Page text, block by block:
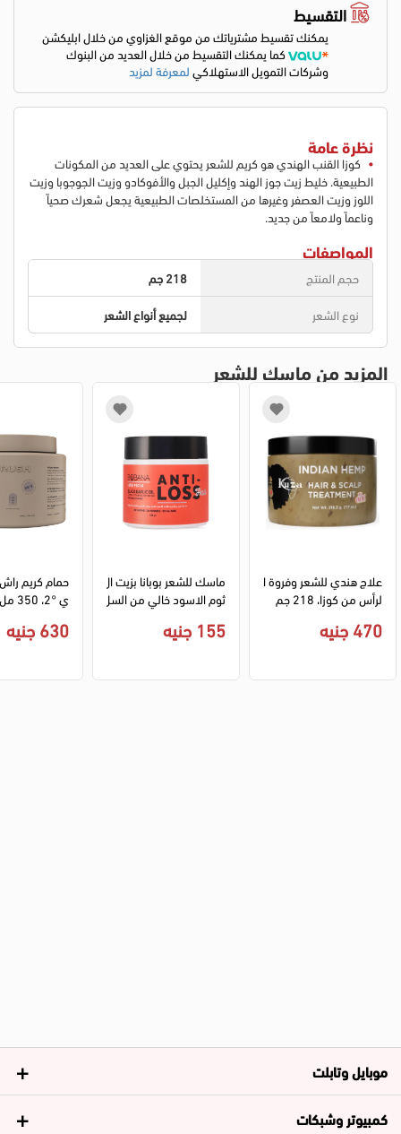
التقسيط
يمكنك تقسيط مشترياتك من موقع الغزاوي من خلال ابليكشن
كما يمكنك التقسيط من خلال العديد من البنوك
وشركات التمويل الاستهلاكيلمعرفة لمزيد
نظرة عامة
كوزا القنب الهندي هو كريم للشعر يحتوي على العديد من المكونات
الطبيعية. خليط زيت جوز الهند وإكليل الجبل والأفوكادو وزيت الجوجوبا وزيت
اللوز وزيت العصفر وغيرها من المستخلصات الطبيعية يجعل شعرك صحياً
وناعماً ولامعاً من جديد.
المواصفات
حجم المنتج
218 جم
نوع الشعر
لجميع أنواع الشعر
المزيد من ماسك للشعر
علاج هندي للشعر وفروة ا
لرأس من كوزا، 218 جم
470 جنيه
ماسك للشعر بوبانا بزيت ال
ثوم الاسود خالي من السل
155 جنيه
حمام كريم
ي °2، 350 مل
630 جنيه
موبايل وتابلت
كمبيوتر وشبكات